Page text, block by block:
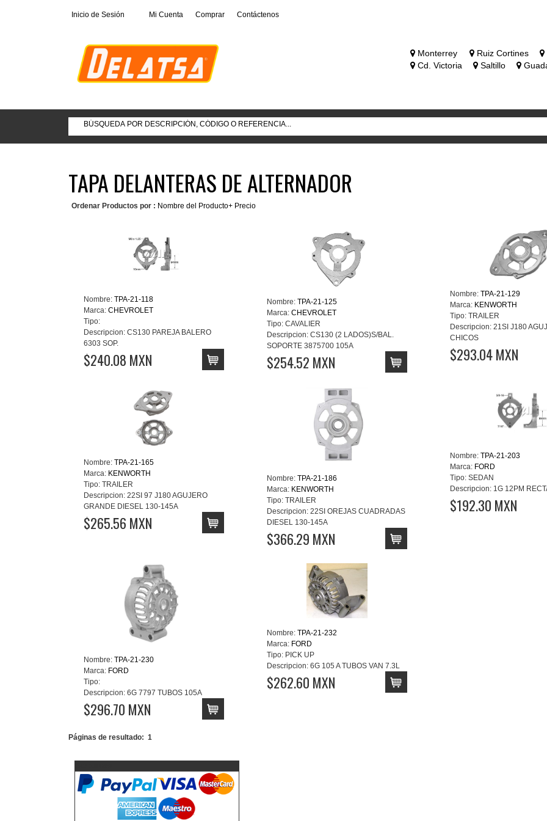
Inicio de Sesión Mi Cuenta Comprar Contáctenos
Monterrey Ruiz Cortines
Cd. Victoria
Saltillo
TAPA DELANTERAS DE ALTERNADOR
Ordenar Productos por : Nombre del Producto+ Precio
Nombre: TPA-21-118
Marca: CHEVROLET
Tipo:
Descripcion: CS130 PAREJA BALERO
6303 SOP.
$240.08 MXN
Nombre: TPA-21-125
Marca: CHEVROLET
Tipo: CAVALIER
Descripcion: CS130 (2 LADOS)S/BAL.
SOPORTE 3875700 105A
$254.52 MXN
Nombre: TPA-21-129
Marca: KENWORTH
Tipo: TRAILER
Descripcion: 21SI J180
CHICOS
$293.04 MXN
Nombre: TPA-21-165
Marca: KENWORTH
Tipo: TRAILER
Descripcion: 22SI 97 J180 AGUJERO
GRANDE DIESEL 130-145A
$265.56 MXN
Nombre: TPA-21-186
Marca: KENWORTH
Tipo: TRAILER
Descripcion: 22SI OREJAS CUADRADAS
DIESEL 130-145A
$366.29 MXN
Nombre: TPA-21-203
Marca: FORD
Tipo: SEDAN
Descripcion: 1G 12PM
$192.30 MXN
Nombre: TPA-21-230
Marca: FORD
Tipo:
Descripcion: 6G 7797 TUBOS 105A
$296.70 MXN
Nombre: TPA-21-232
Marca: FORD
Tipo: PICK UP
Descripcion: 6G 105 A TUBOS VAN 7.3L
$262.60 MXN
Páginas de resultado: 1